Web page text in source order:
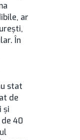
ar
În
stat
de
şi
40